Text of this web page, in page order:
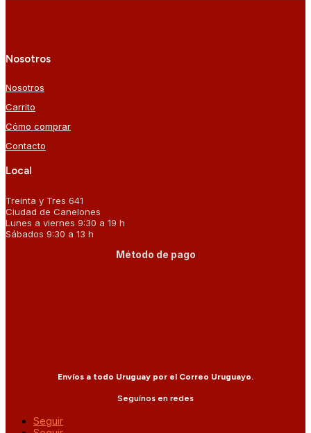
Nosotros
Nosotros
Carrito
Cómo comprar
Contacto
Local
Treinta y Tres 641
Ciudad de Canelones
Lunes a viernes 9:30 a 19 h
Sábados 9:30 a 13 h
Método de pago
Envíos a todo Uruguay por el Correo Uruguayo.
Seguínos en redes
Seguir